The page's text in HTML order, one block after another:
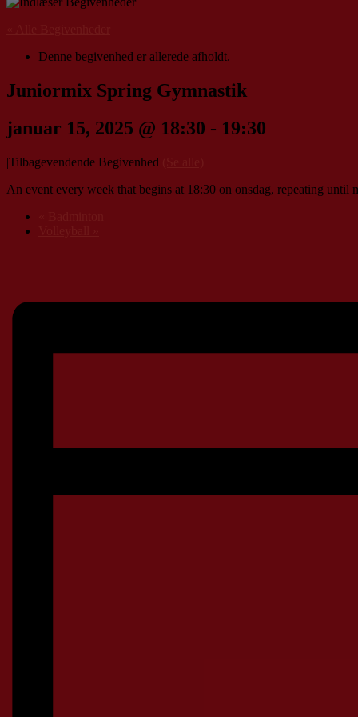
Denne begivenhed er allerede afholdt.
Juniormix Spring Gymnastik
januar 15, 2025 @ 18:30 - 19:30
|Tilbagevendende Begivenhed
An event every week that begins at 18:30 on onsdag, repeating until